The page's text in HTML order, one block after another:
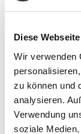
Diese
Wir verwenden
zu können und
analysieren.
Verwendung
soziale
Preise pro
aller Abgaben
Zuschläge: